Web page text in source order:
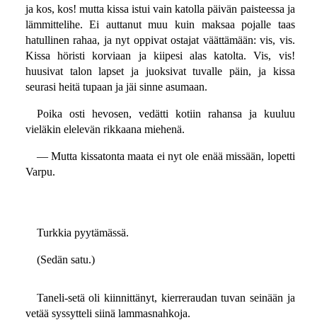
ja kos, kos! mutta kissa istui vain katolla päivän paisteessa ja
lämmittelihe. Ei auttanut muu kuin maksaa pojalle taas
hatullinen rahaa, ja nyt oppivat ostajat väättämään: vis, vis.
Kissa höristi korviaan ja kiipesi alas katolta. Vis, vis!
huusivat talon lapset ja juoksivat tuvalle päin, ja kissa
seurasi heitä tupaan ja jäi sinne asumaan.
Poika osti hevosen, vedätti kotiin rahansa ja kuuluu
vieläkin elelevän rikkaana miehenä.
— Mutta kissatonta maata ei nyt ole enää missään, lopetti
Varpu.
Turkkia pyytämässä.
(Sedän satu.)
Taneli-setä oli kiinnittänyt, kierreraudan tuvan seinään ja
vetää syssytteli siinä lammasnahkoja.